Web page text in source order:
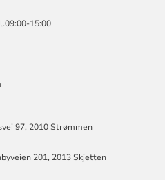
15:00
97, 2010 Strømmen
201, 2013 Skjetten